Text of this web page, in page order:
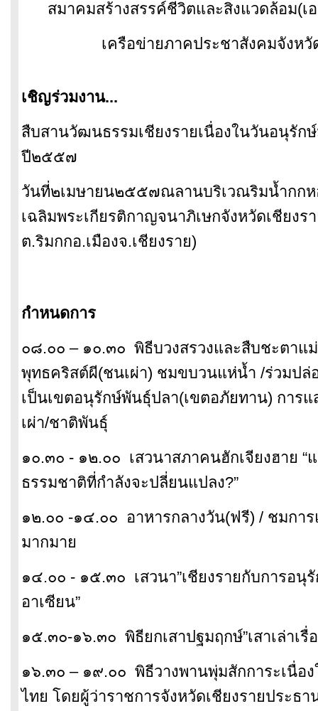
สมาคมสร้างสรรค์ชีวิตและสิ่งแวดล้อม(เ
เครือข่ายภาคประชาสังคมจังหวั
เชิญร่วมงาน...
สืบสานวัฒนธรรมเชียงรายเนื่องในวันอนุรัก
ปี๒๕๕๗
วันที่๒เมษายน๒๕๕๗ณลานบริเวณริมน้ำกก
เฉลิมพระเกียรติกาญจนาภิเษกจังหวัดเชียง
ต.ริมกกอ.เมืองจ.เชียงราย)
กำหนดการ
๐๘.๐๐ – ๑๐.๓๐ พิธีบวงสรวงและสืบชะตา
พุทธคริสต์ผี(ชนเผ่า) ชมขบวนแห่น้ำ /ร่วมปล่
เป็นเขตอนุรักษ์พันธุ์ปลา(เขตอภัยทาน) การ
เผ่า/ชาติพันธุ์
๑๐.๓๐ - ๑๒.๐๐ เสวนาสภาคนฮักเจียงฮาย “
ธรรมชาติที่กำลังจะปลี่ยนแปลง?”
๑๒.๐๐ -๑๔.๐๐ อาหารกลางวัน(ฟรี) / ชมกา
มากมาย
๑๔.๐๐ - ๑๕.๓๐ เสวนา”เชียงรายกับการอนุ
อาเซียน”
๑๕.๓๐-๑๖.๓๐ พิธียกเสาปฐมฤกษ์”เสาเล่าเรื่อ
๑๖.๓๐ – ๑๙.๐๐ พิธีวางพานพุ่มสักการะเนื่อ
ไทย โดยผู้ว่าราชการจังหวัดเชียงรายประธา